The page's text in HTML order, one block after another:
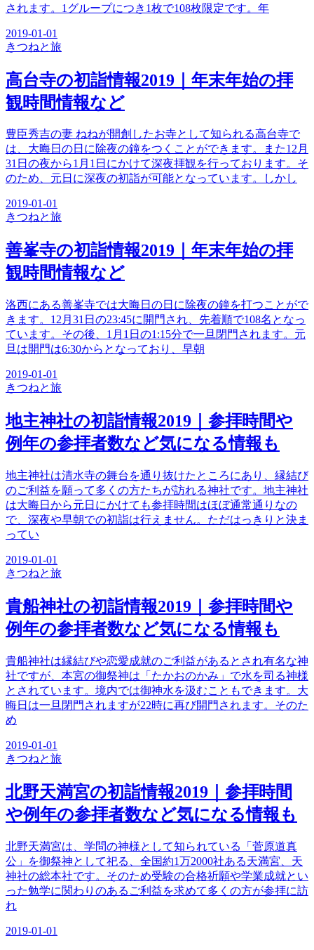
されます。1グループにつき1枚で108枚限定です。年
2019-01-01
きつねと旅
高台寺の初詣情報2019｜年末年始の拝
観時間情報など
豊臣秀吉の妻 ねねが開創したお寺として知られる高台寺で
は、大晦日の日に除夜の鐘をつくことができます。また12月
31日の夜から1月1日にかけて深夜拝観を行っております。そ
のため、元日に深夜の初詣が可能となっています。しかし
2019-01-01
きつねと旅
善峯寺の初詣情報2019｜年末年始の拝
観時間情報など
洛西にある善峯寺では大晦日の日に除夜の鐘を打つことがで
きます。12月31日の23:45に開門され、先着順で108名となっ
ています。その後、1月1日の1:15分で一旦閉門されます。元
旦は開門は6:30からとなっており、早朝
2019-01-01
きつねと旅
地主神社の初詣情報2019｜参拝時間や
例年の参拝者数など気になる情報も
地主神社は清水寺の舞台を通り抜けたところにあり、縁結び
のご利益を願って多くの方たちが訪れる神社です。地主神社
は大晦日から元日にかけても参拝時間はほぼ通常通りなの
で、深夜や早朝での初詣は行えません。ただはっきりと決ま
ってい
2019-01-01
きつねと旅
貴船神社の初詣情報2019｜参拝時間や
例年の参拝者数など気になる情報も
貴船神社は縁結びや恋愛成就のご利益があるとされ有名な神
社ですが、本宮の御祭神は「たかおのかみ」で水を司る神様
とされています。境内では御神水を汲むこともできます。大
晦日は一旦閉門されますが22時に再び開門されます。そのた
め
2019-01-01
きつねと旅
北野天満宮の初詣情報2019｜参拝時間
や例年の参拝者数など気になる情報も
北野天満宮は、学問の神様として知られている「菅原道真
公」を御祭神として祀る、全国約1万2000社ある天満宮、天
神社の総本社です。そのため受験の合格祈願や学業成就とい
った勉学に関わりのあるご利益を求めて多くの方が参拝に訪
れ
2019-01-01